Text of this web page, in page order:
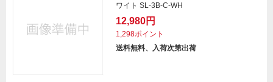
ワイト SL-3B-C-WH
12,980円
1,298ポイント
送料無料、入荷次第出荷